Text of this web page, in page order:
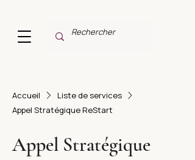
Accueil
Liste de services
Appel Stratégique ReStart
Appel Stratégique